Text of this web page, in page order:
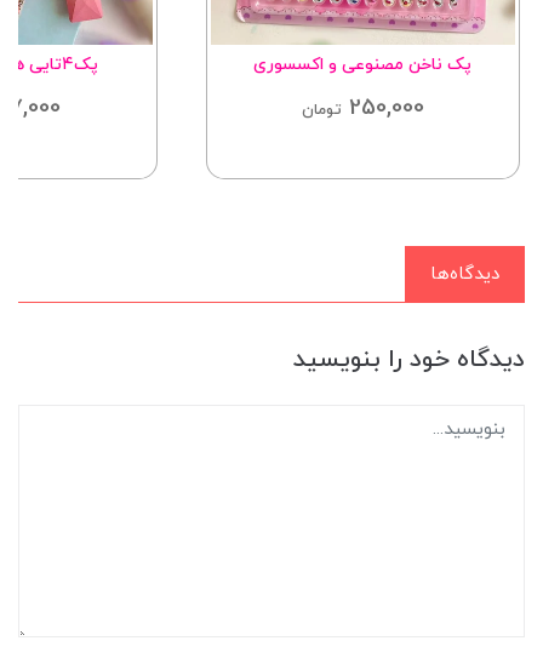
پک ناخن مصنوعی و اکسسوری
250,000 تومان
پک۴تایی هایلایتر مینیمال
دیدگاه‌ها
دیدگاه خود را بنویسید